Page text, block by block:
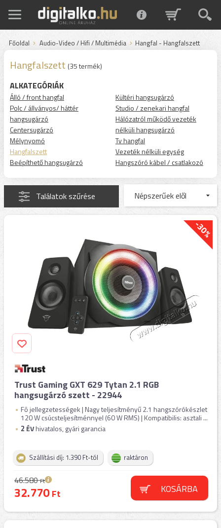
Főoldal Audio-Video / Hifi / Multimédia Hangfal - Hangfalszett
Hangfalszett (35 termék)
ALKATEGÓRIÁK
Álló / front hangfal
Polc / állványos/ háttér
hangsugárzó
Centersugárzó
Mélynyomó
Hangfalszett
Beépíthető hangsugárzó
Kültéri hangsugárzó
Studio / zenekari hangfal
Hálózatról működő vezeték
nélküli hangsugárzó
Tv hangfal
Vezeték nélküli egység
Hangszóró kábel / csatlakozó
Találatok szűrése
-30%
Trust Gaming GXT 629 Tytan 2.1 RGB
hangsugárzó szett - 22944
Fõ jellegzetességek | Nagy teljesítményű 2.1 hangszórókészlet
120 W csúcsteljesítménnyel (60 W RMS) | Kompatibilis: asztali ...
2 ÉVhivatalos, gyári garancia
Szállítási díj: 1.390 Ft-tól raktáron
46.580Ft
32.770Ft KOSÁRBA